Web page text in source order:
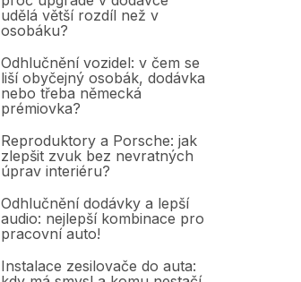
udělá větší rozdíl než v
osobáku?
Odhlučnění vozidel: v čem se
liší obyčejný osobák, dodávka
nebo třeba německá
prémiovka?
Reproduktory a Porsche: jak
zlepšit zvuk bez nevratných
úprav interiéru?
Odhlučnění dodávky a lepší
audio: nejlepší kombinace pro
pracovní auto!
Instalace zesilovače do auta: